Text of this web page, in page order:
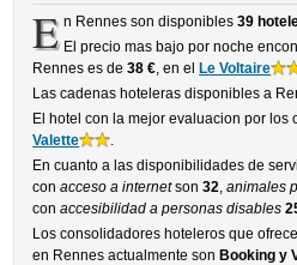
E n Rennes son disponibles 39
El precio mas bajo por noche
Rennes es de38 €, en el Le Voltaire
Las cadenas hoteleras disponibles a
El hotel con la mejor evaluacion por los
Valette
.
En cuanto a las disponibilidades de
conacceso a internetson32,animales
conaccesibilidad a personas disables
Los consolidadores hoteleros que
en Rennes actualmente son Booking y